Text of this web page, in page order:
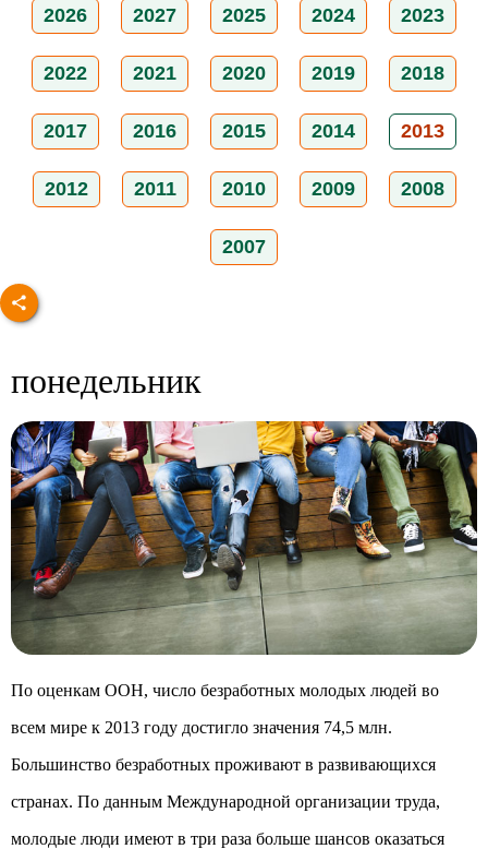
2026 2027 2025 2024 2023
2022 2021 2020 2019 2018
2017 2016 2015 2014 2013
2012 2011 2010 2009 2008
2007
понедельник
По оценкам ООН, число безработных молодых людей во
всем мире к 2013 году достигло значения 74,5 млн.
Большинство безработных проживают в развивающихся
странах. По данным Международной организации труда,
молодые люди имеют в три раза больше шансов оказаться